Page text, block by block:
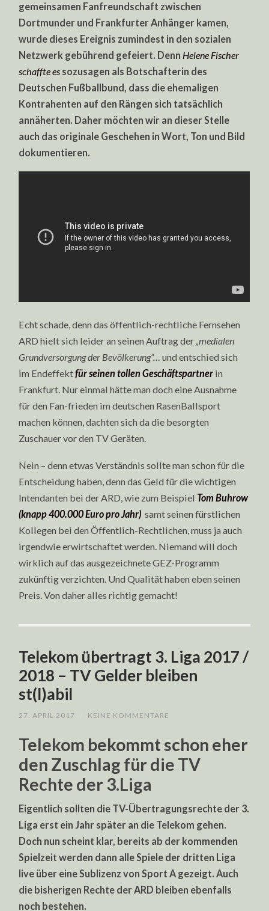
gemeinsamen Fanfreundschaft zwischen
Dortmunder und Frankfurter Anhänger kamen,
wurde dieses Ereignis zumindest in den sozialen
Netzwerk gebührend gefeiert. Denn Helene Fischer
schaffte es sozusagen als Botschafterin des
Deutschen Fußballbund, dass die ehemaligen
Kontrahenten auf den Rängen sich tatsächlich
annäherten. Daher möchten wir an dieser Stelle
auch das originale Geschehen in Wort, Ton und Bild
dokumentieren.
Echt schade, denn das öffentlich-rechtliche Fernsehen
ARD hielt sich leider an seinen Auftrag der„medialen
Grundversorgung der Bevölkerung“… und entschied sich
im Endeffektfür seinen tollen Geschäftspartner in
Frankfurt. Nur einmal hätte man doch eine Ausnahme
für den Fan-frieden im deutschen RasenBallsport
machen können, dachten sich da die besorgten
Zuschauer vor den TV Geräten.
Nein – denn etwas Verständnis sollte man schon für die
Entscheidung haben, denn das Geld für die wichtigen
Intendanten bei der ARD, wie zum Beispiel Tom Buhrow
(knapp 400.000 Euro pro Jahr) samt seinen fürstlichen
Kollegen bei den Öffentlich-Rechtlichen, muss ja auch
irgendwie erwirtschaftet werden. Niemand will doch
wirklich auf das ausgezeichnete GEZ-Programm
zukünftig verzichten. Und Qualität haben eben seinen
Preis. Von daher alles richtig gemacht!
Telekom übertragt 3. Liga 2017 /
2018 – TV Gelder bleiben
st(l)abil
27. APRIL 2017 KEINE KOMMENTARE
Telekom bekommt schon eher
den Zuschlag für die TV
Rechte der 3.Liga
Eigentlich sollten die TV-Übertragungsrechte der 3.
Liga erst ein Jahr später an die Telekom gehen.
Doch nun scheint klar, bereits ab der kommenden
Spielzeit werden dann alle Spiele der dritten Liga
live über eine Sublizenz von Sport A gezeigt. Auch
die bisherigen Rechte der ARD bleiben ebenfalls
noch bestehen.